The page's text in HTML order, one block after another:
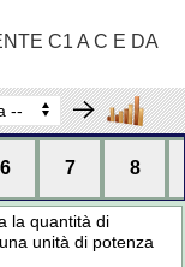
C1 A C E DA
6 7 8
la quantità di
unità di potenza